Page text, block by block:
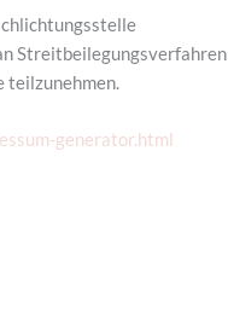
Streitbeilegungsverfahren
teilzunehmen.
generator.html